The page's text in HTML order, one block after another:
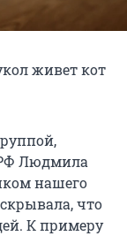
живет кот
Людмила
нашего
что
К примеру